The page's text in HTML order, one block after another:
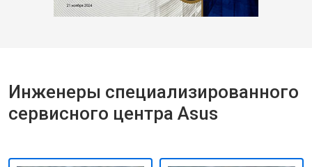
Инженеры специализированного
сервисного центра Asus